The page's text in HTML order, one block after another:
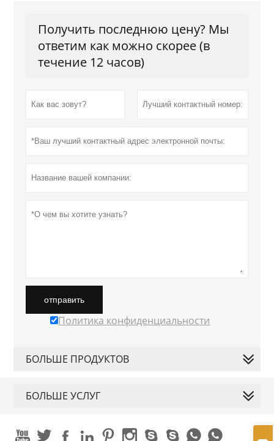
Получить последнюю цену? Мы
ответим как можно скорее (в
течение 12 часов)
отправить
Политика конфиденциальности
БОЛЬШЕ ПРОДУКТОВ
БОЛЬШЕ УСЛУГ
         